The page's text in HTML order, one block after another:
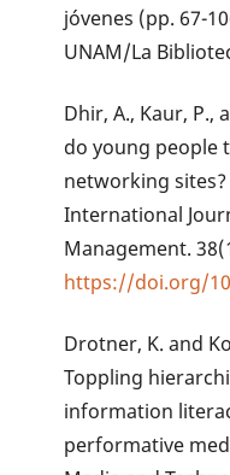
jóvenes (pp. 67-
UNAM/La
Dhir, A., Kaur, P.,
do young people
networking
International
Management.
https://doi.org/
Drotner, K. and
Toppling
information
performative